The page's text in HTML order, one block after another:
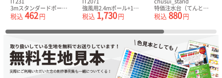
3mスタンダードポール（3段伸縮）
税込 462円
強風用2.4mポール+16L注水台セット（W）
税込 1,730円
特価注水台（てんとー君）
税込 880円